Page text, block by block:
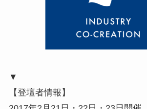
▼
【登壇者情報】